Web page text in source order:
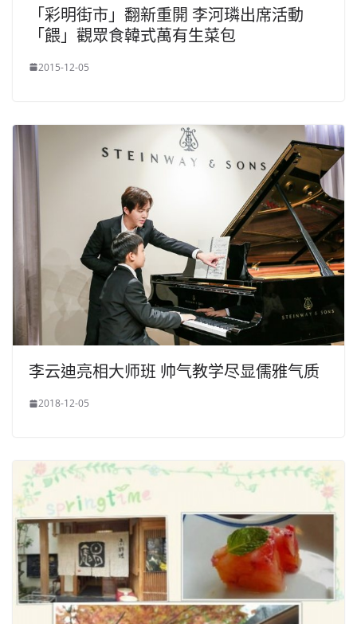
「彩明街市」翻新重開 李河璘出席活動
「餵」觀眾食韓式萬有生菜包
2015-12-05
李云迪亮相大师班 帅气教学尽显儒雅气质
2018-12-05